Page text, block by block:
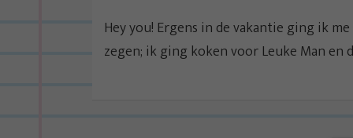
Hey you! Ergens in de vakantie ging ik
zegen; ik ging koken voor Leuke Man en